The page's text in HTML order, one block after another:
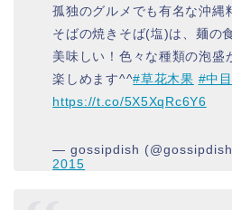
孤独のグルメでも有名な沖縄
そばの焼きそば(塩)は、麺の
美味しい！色々な種類の泡盛
楽しめます^^#草花木果 #中
https://t.co/5X5XqRc6Y6
— gossipdish
2015